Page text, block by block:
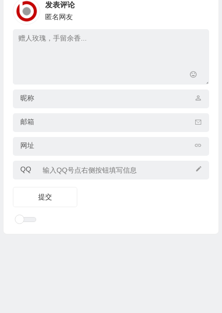
发表评论
匿名网友
昵称
邮箱
网址
QQ